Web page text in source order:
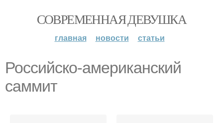
СОВРЕМЕННАЯ ДЕВУШКА
главная новости статьи
Российско-американский
саммит